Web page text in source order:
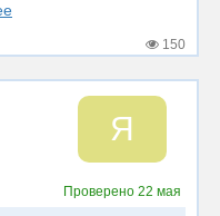
150
Я
Проверено22 мая